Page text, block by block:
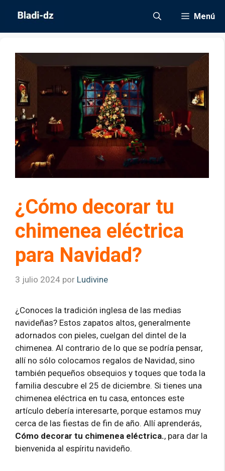
contenido
Menú
¿Cómo decorar tu
chimenea eléctrica
para Navidad?
3 julio 2024 por Ludivine
¿Conoces la tradición inglesa de las medias
navideñas? Estos zapatos altos, generalmente
adornados con pieles, cuelgan del dintel de la
chimenea. Al contrario de lo que se podría pensar,
allí no sólo colocamos regalos de Navidad, sino
también pequeños obsequios y toques que toda la
familia descubre el 25 de diciembre. Si tienes una
chimenea eléctrica en tu casa, entonces este
artículo debería interesarte, porque estamos muy
cerca de las fiestas de fin de año. Allí aprenderás,
Cómo decorar tu chimenea eléctrica., para dar la
bienvenida al espíritu navideño.